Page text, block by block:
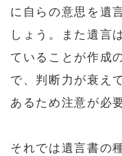
に自らの意思を遺
しょう。また遺言
ていることが作成
で、判断力が衰え
あるため注意が必
それでは遺言書の